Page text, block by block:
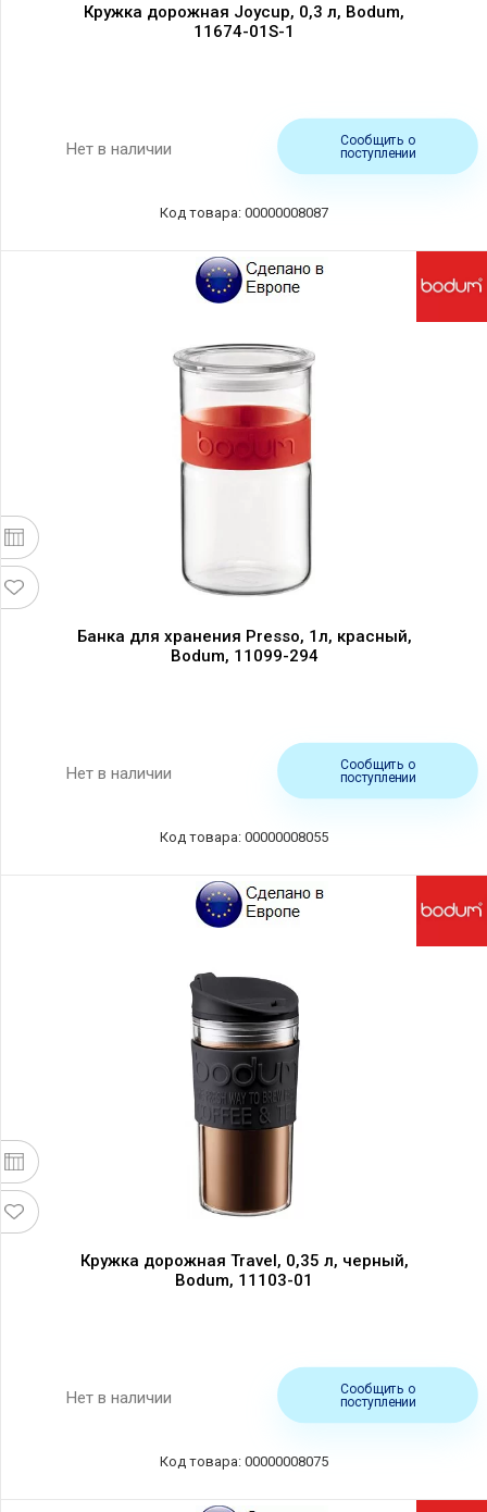
Кружка дорожная Joycup, 0,3 л, Bodum,
11674-01S-1
Нет в наличии
Сообщить о
поступлении
Код товара: 00000008087
Банка для хранения Presso, 1л, красный,
Bodum, 11099-294
Нет в наличии
Сообщить о
поступлении
Код товара: 00000008055
Кружка дорожная Travel, 0,35 л, черный,
Bodum, 11103-01
Нет в наличии
Сообщить о
поступлении
Код товара: 00000008075